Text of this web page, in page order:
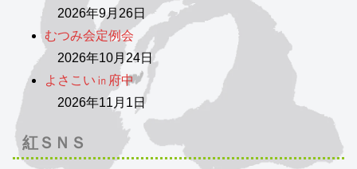
2026年9月26日
むつみ会定例会
2026年10月24日
よさこい㏌府中
2026年11月1日
紅ＳＮＳ